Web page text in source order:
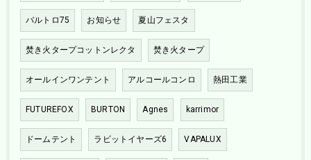
バルトロ75 お知らせ 夏山フェスタ
焚き火タープコットンレクタ 焚き火タープ
オールインワンテント アルコールコンロ 熱田工業
FUTUREFOX BURTON Agnes karrimor
ドームテント ラビットイヤーズ6 VAPALUX